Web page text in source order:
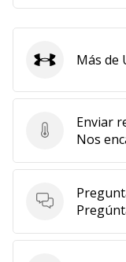
consideras
un
¡Te
en
equipo!
Mostrar
los
Enviar
Enviar
Nos
Preguntas
UnderMás de